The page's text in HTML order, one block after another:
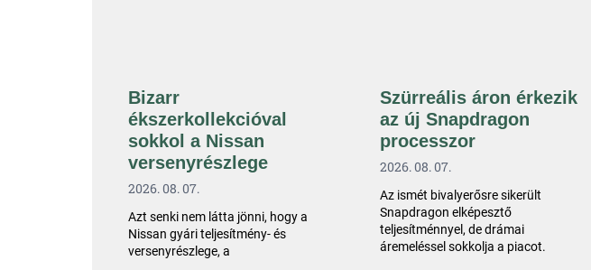
Bizarr
ékszerkollekcióval
sokkol a Nissan
versenyrészlege
2026. 08. 07.
Azt senki nem látta jönni, hogy a
Nissan gyári teljesítmény- és
versenyrészlege, a
Szürreális áron érkezik
az új Snapdragon
processzor
2026. 08. 07.
Az ismét bivalyerősre sikerült
Snapdragon elképesztő
teljesítménnyel, de drámai
áremeléssel sokkolja a piacot.